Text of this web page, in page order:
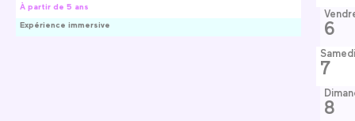
À partir de 5 ans
Expérience immersive
6
Samedi
7
8